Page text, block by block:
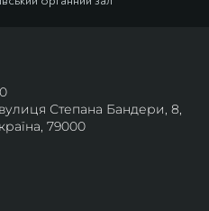
Степана Бандери, 8,
79000